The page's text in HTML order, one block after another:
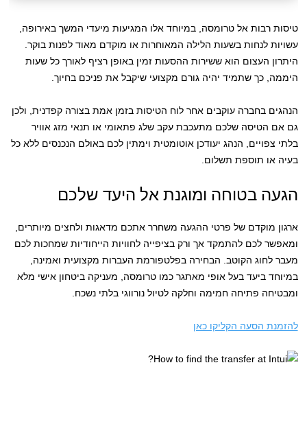
טיסות רבות אל טרומסה, במיוחד אלו המגיעות מיעדי המשך באירופה,
עשויות לנחות בשעות הלילה המאוחרות או מוקדם מאוד לפנות בוקר.
היתרון העצום הוא ששירות ההסעות זמין באופן רציף לאורך כל שעות
היממה, כך שתמיד יהיה גורם מקצועי שיקבל את פניכם בחיוך.
הנהגים בחברה עוקבים אחר לוח הטיסות בזמן אמת בצורה קפדנית, ולכן
גם אם הטיסה שלכם מתעכבת עקב שלג פתאומי או תנאי מזג אוויר
בלתי צפויים, הנהג יעודכן אוטומטית וימתין לכם באולם הנכנסים ללא כל
בעיה או תוספת תשלום.
הגעה בטוחה ומוגנת אל היעד שלכם
ארגון מוקדם של פרטי ההגעה משחרר אתכם מדאגות ולחצים מיותרים,
ומאפשר לכם להתמקד אך ורק בציפייה לחוויות הייחודיות שמחכות לכם
מעבר לחוג הקוטב. הבחירה בפלטפורמת העברות מקצועית ואמינה,
במיוחד ביעד בעל אופי מאתגר כמו טרומסה, מעניקה ביטחון אישי מלא
ומבטיחה פתיחה חמימה וחלקה לטיול נורווגי בלתי נשכח.
להזמנת הסעה הקליקו כאן